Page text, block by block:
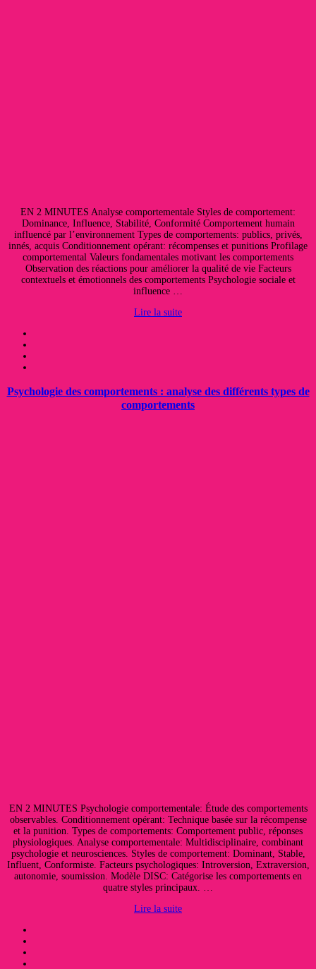
EN 2 MINUTES Analyse comportementale Styles de comportement:
Dominance, Influence, Stabilité, Conformité Comportement humain
influencé par l’environnement Types de comportements: publics, privés,
innés, acquis Conditionnement opérant: récompenses et punitions Profilage
comportemental Valeurs fondamentales motivant les comportements
Observation des réactions pour améliorer la qualité de vie Facteurs
contextuels et émotionnels des comportements Psychologie sociale et
influence …
Lire la suite
Psychologie des comportements : analyse des différents types de
comportements
EN 2 MINUTES Psychologie comportementale: Étude des comportements
observables. Conditionnement opérant: Technique basée sur la récompense
et la punition. Types de comportements: Comportement public, réponses
physiologiques. Analyse comportementale: Multidisciplinaire, combinant
psychologie et neurosciences. Styles de comportement: Dominant, Stable,
Influent, Conformiste. Facteurs psychologiques: Introversion, Extraversion,
autonomie, soumission. Modèle DISC: Catégorise les comportements en
quatre styles principaux. …
Lire la suite